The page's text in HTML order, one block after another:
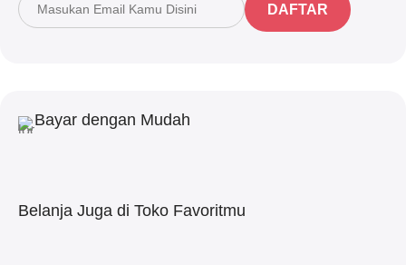
DAFTAR
Bayar dengan Mudah
Belanja Juga di Toko Favoritmu